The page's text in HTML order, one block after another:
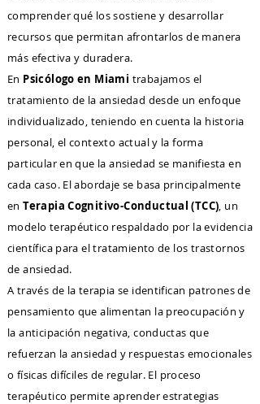
comprender qué los sostiene y desarrollar
recursos que permitan afrontarlos de manera
más efectiva y duradera.
En Psicólogo en Miami trabajamos el
tratamiento de la ansiedad desde un enfoque
individualizado, teniendo en cuenta la historia
personal, el contexto actual y la forma
particular en que la ansiedad se manifiesta en
cada caso. El abordaje se basa principalmente
enTerapia Cognitivo-Conductual (TCC), un
modelo terapéutico respaldado por la evidencia
científica para el tratamiento de los trastornos
de ansiedad.
A través de la terapia se identifican patrones de
pensamiento que alimentan la preocupación y
la anticipación negativa, conductas que
refuerzan la ansiedad y respuestas emocionales
o físicas difíciles de regular. El proceso
terapéutico permite aprender estrategias